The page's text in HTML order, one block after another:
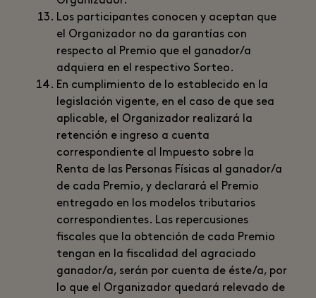
Los participantes conocen y aceptan que
el Organizador no da garantías con
respecto al Premio que el ganador/a
adquiera en el respectivo Sorteo.
En cumplimiento de lo establecido en la
legislación vigente, en el caso de que sea
aplicable, el Organizador realizará la
retención e ingreso a cuenta
correspondiente al Impuesto sobre la
Renta de las Personas Físicas al ganador/a
de cada Premio, y declarará el Premio
entregado en los modelos tributarios
correspondientes. Las repercusiones
fiscales que la obtención de cada Premio
tengan en la fiscalidad del agraciado
ganador/a, serán por cuenta de éste/a, por
lo que el Organizador quedará relevado de